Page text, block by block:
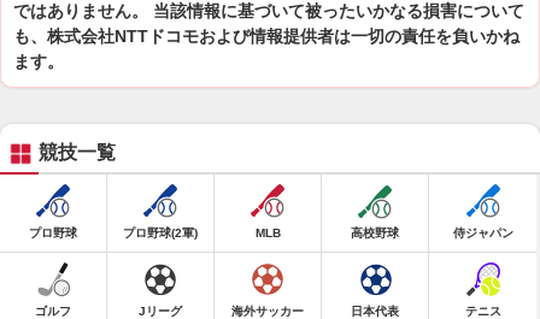
ではありません。 当該情報に基づいて被ったいかなる損害について
も、株式会社NTTドコモおよび情報提供者は一切の責任を負いかね
ます。
競技一覧
プロ野球 プロ野球(2軍) MLB 高校野球 侍ジャパン
ゴルフ Jリーグ 海外サッカー 日本代表 テニス